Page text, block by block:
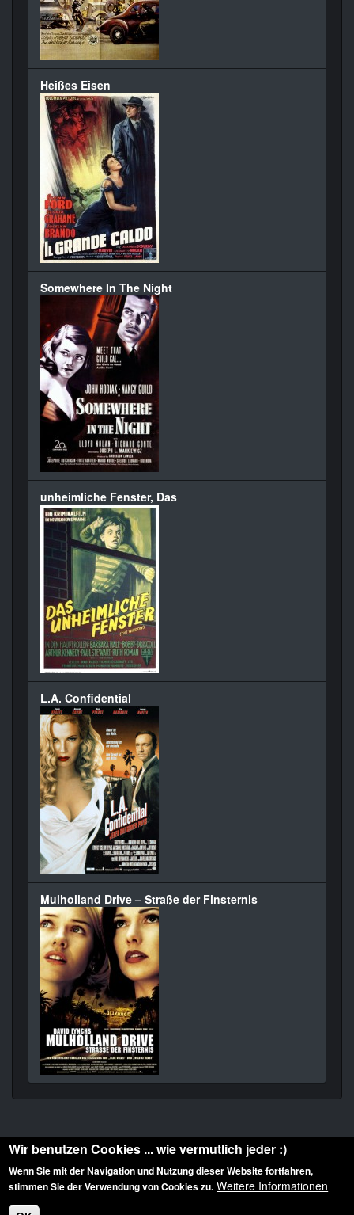
Heißes Eisen
Somewhere In The Night
unheimliche Fenster, Das
L.A. Confidential
Mulholland Drive – Straße der Finsternis
Diese Website ist urheberrechtlich geschützt: © 2010-2026 der Film Noir de. Alle
Rechte vorbehalten.
Wir benutzen Cookies ... wie vermutlich jeder :)
Wenn Sie mit der Navigation und Nutzung dieser Website fortfahren,
stimmen Sie der Verwendung von Cookies zu. Weitere Informationen